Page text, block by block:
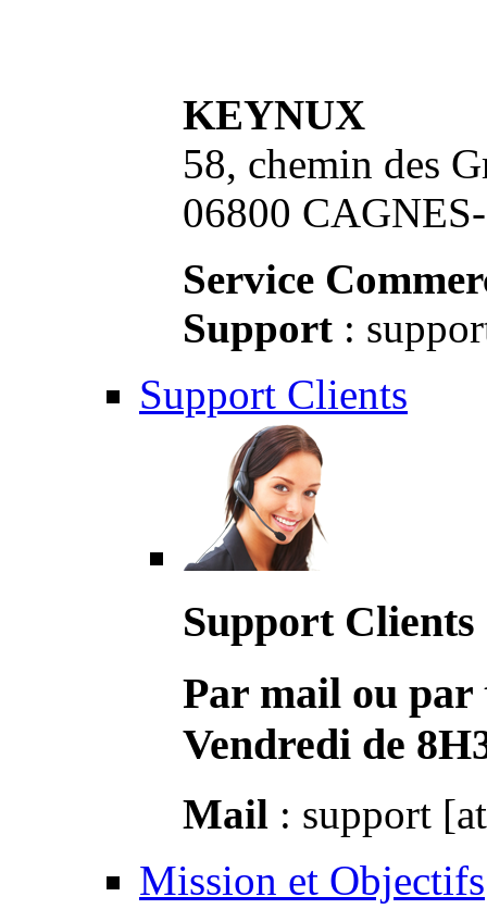
KEYNUX
58, chemin des
06800
Service
Support :
Support Clients
Support Clients
Par mail ou par
Vendredi de
Mail : support
Mission et Objectifs